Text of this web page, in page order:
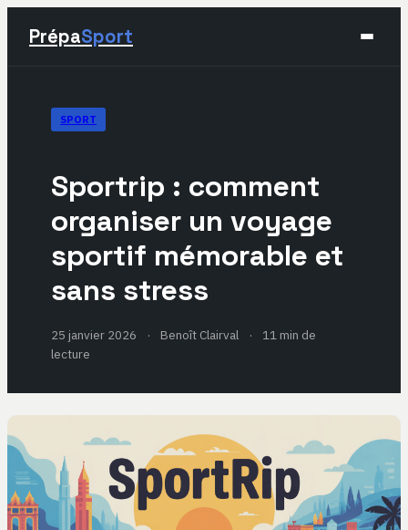
PrépaSport
Sport
Développement Personnel
Lifestyle
SPORT
Sportrip : comment
organiser un voyage
sportif mémorable et
sans stress
25 janvier 2026 · Benoît Clairval ·
11 min de
lecture